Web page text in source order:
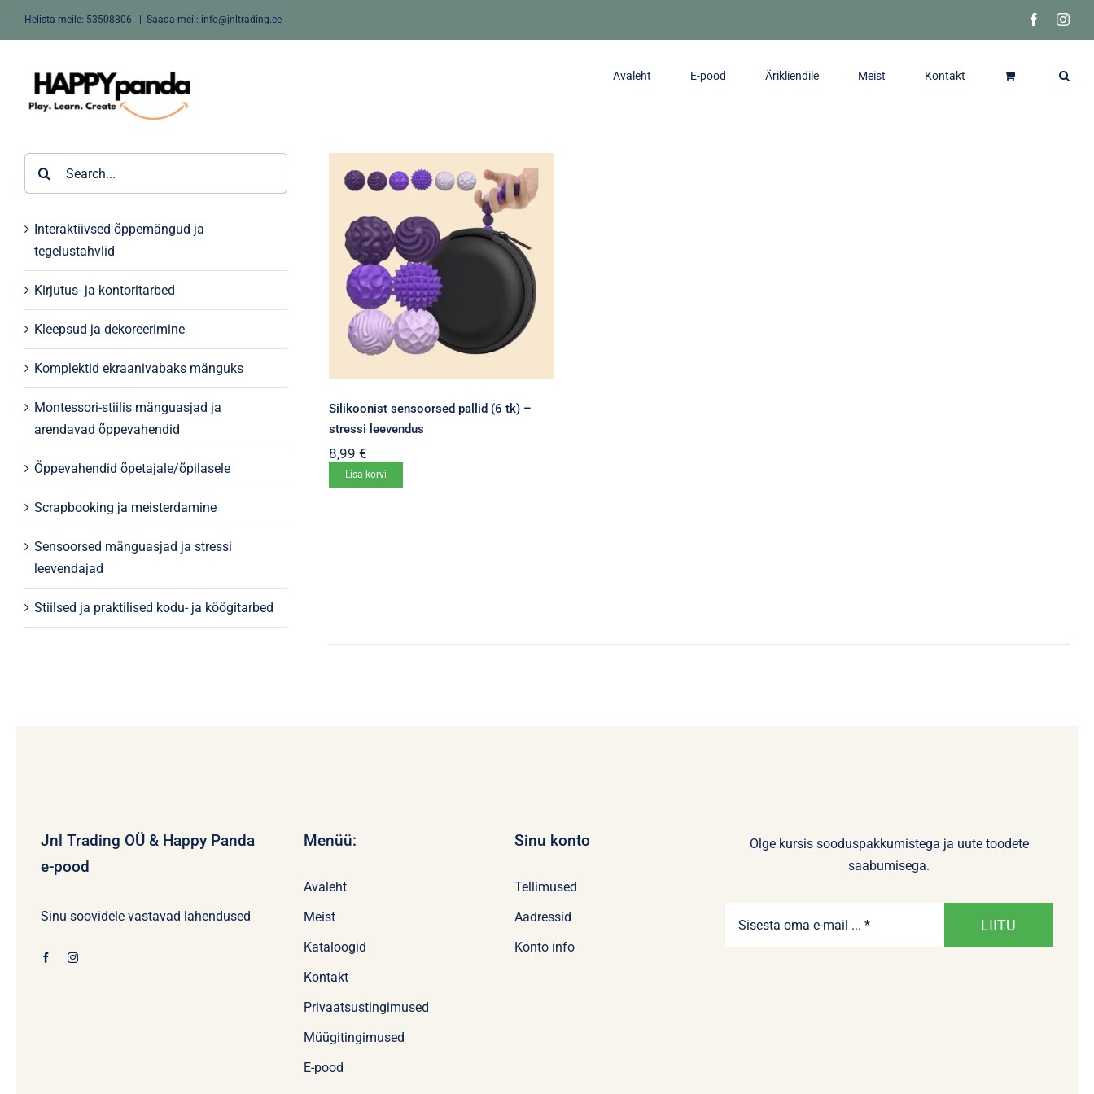
Helista meile: 53508806 Saada meil: info@jnltrading.ee Facebook
Avaleht E-pood Ärikliendile Meist Kontakt
Interaktiivsed õppemängud ja
tegelustahvlid
Kirjutus- ja kontoritarbed
Kleepsud ja dekoreerimine
Komplektid ekraanivabaks mänguks
Montessori-stiilis mänguasjad ja
arendavad õppevahendid
Õppevahendid õpetajale/õpilasele
Scrapbooking ja meisterdamine
Sensoorsed mänguasjad ja stressi
leevendajad
Stiilsed ja praktilised kodu- ja köögitarbed
Silikoonist sensoorsed pallid (6 tk) –
stressi leevendus
8,99 €
Lisa korvi
Jnl Trading OÜ & Happy Panda
e-pood
Sinu soovidele vastavad lahendused
Menüü:
Avaleht
Meist
Kataloogid
Kontakt
Privaatsustingimused
Müügitingimused
E-pood
Sinu konto
Tellimused
Aadressid
Konto info
Olge kursis sooduspakkumistega ja uute toodete
saabumisega.
LIITU